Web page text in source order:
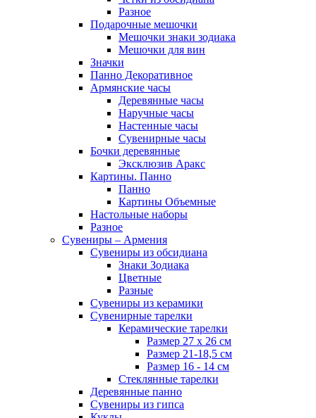
Разное
Подарочные мешочки
Мешочки знаки зодиака
Мешочки для вин
Значки
Панно Декоративное
Армянские часы
Деревянные часы
Наручные часы
Настенные часы
Сувенирные часы
Бочки деревянные
Эксклюзив Аракс
Картины. Панно
Панно
Картины Объемные
Настольные наборы
Разное
Сувениры – Армения
Сувениры из обсидиана
Знаки Зодиака
Цветные
Разные
Сувениры из керамики
Сувенирные тарелки
Керамические тарелки
Размер 27 х 26 см
Размер 21-18,5 см
Размер 16 - 14 см
Стеклянные тарелки
Деревянные панно
Сувениры из гипса